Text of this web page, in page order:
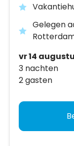
Gelegen
vr 14
3 nachten
2 gasten